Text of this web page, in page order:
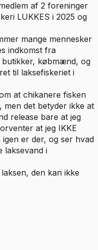
af 2 foreninger
LUKKES i 2025 og
mange mennesker
indkomst fra
købmænd, og
til laksefiskeriet i
at chikanere fisken
det betyder ikke at
release bare at jeg
at jeg IKKE
er der, og ser hvad
laksevand i
den kan ikke